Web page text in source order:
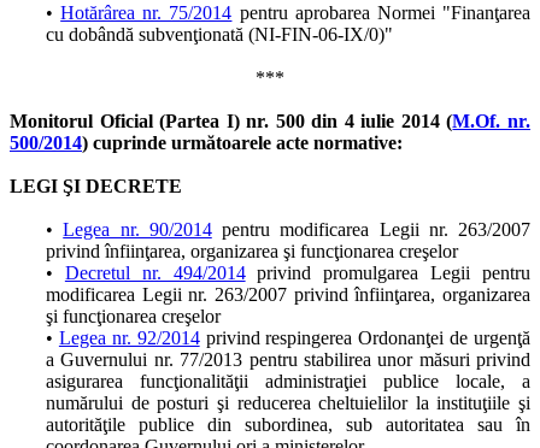
•Hotărârea nr. 75/2014 pentru aprobarea Normei "Finanţarea
cu dobândă subvenţionată (NI-FIN-06-IX/0)"
***
Monitorul Oficial (Partea I) nr. 500 din 4 iulie 2014 (M.Of. nr.
500/2014) cuprinde următoarele acte normative:
LEGI ŞI DECRETE
•Legea nr. 90/2014pentru modificarea Legii nr. 263/2007
privind înfiinţarea, organizarea şi funcţionarea creşelor
• Decretul nr. 494/2014privind promulgarea Legii pentru
modificarea Legii nr. 263/2007 privind înfiinţarea, organizarea
şi funcţionarea creşelor
• Legea nr. 92/2014privind respingerea Ordonanţei de urgenţă
a Guvernului nr. 77/2013 pentru stabilirea unor măsuri privind
asigurarea funcţionalităţii administraţiei publice locale, a
numărului de posturi şi reducerea cheltuielilor la instituţiile şi
autorităţile publice din subordinea, sub autoritatea sau în